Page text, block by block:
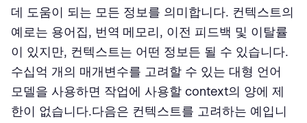
데 도움이 되는 모든 정보를 의미합니다. 컨텍스트의
예로는 용어집, 번역 메모리, 이전 피드백 및 이탈률
이 있지만, 컨텍스트는 어떤 정보든 될 수 있습니다.
수십억 개의 매개변수를 고려할 수 있는 대형 언어
모델을 사용하면 작업에 사용할 context의 양에 제
한이 없습니다.다음은 컨텍스트를 고려하는 예입니